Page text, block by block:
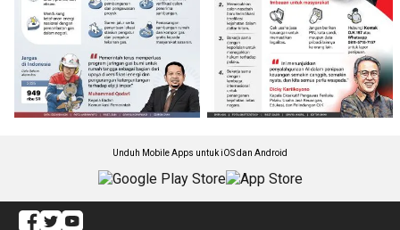
Unduh Mobile Apps untuk iOS dan Android